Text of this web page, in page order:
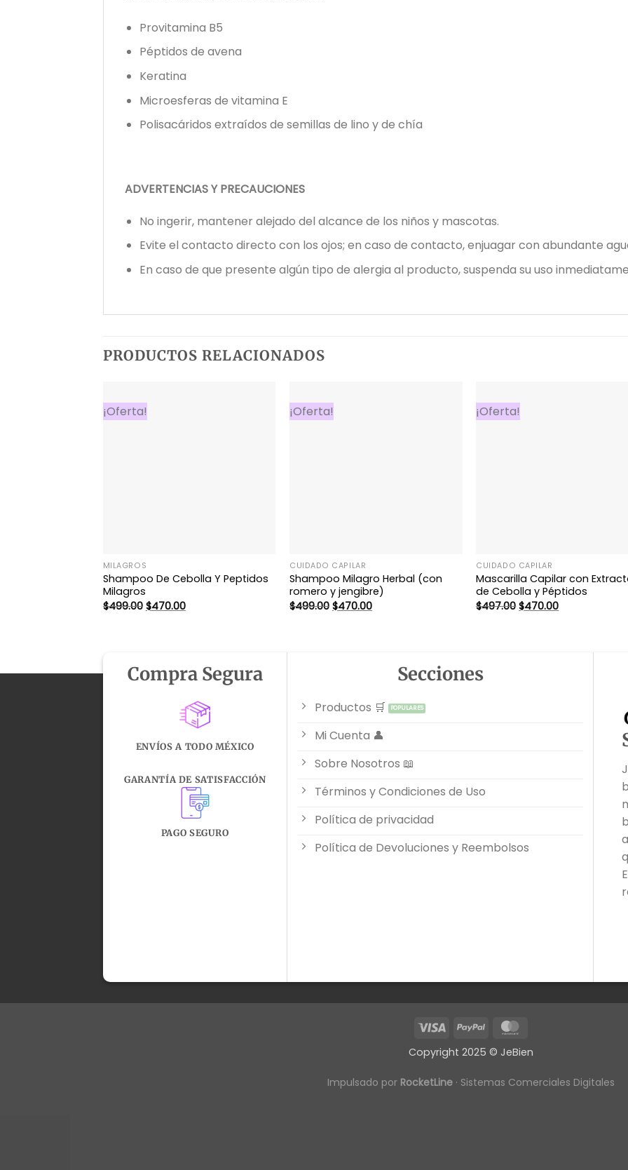
Provitamina B5
Péptidos de avena
Keratina
Microesferas de vitamina E
Polisacáridos extraídos de semillas de lino y de chía
ADVERTENCIAS Y PRECAUCIONES
No ingerir, mantener alejado del alcance de los niños y mascotas.
Evite el contacto directo con los ojos; en caso de contacto, enjuagar con abundante
En caso de que presente algún tipo de alergia al producto, suspenda su uso
PRODUCTOS RELACIONADOS
¡Oferta!
MILAGROS
Shampoo De Cebolla Y Peptidos
Milagros
$499.00 El
precio
$470.00El
precio
¡Oferta!
CUIDADO CAPILAR
Shampoo Milagro Herbal (con
romero y jengibre)
$499.00 El
precio
$470.00El
precio
¡Oferta!
CUIDADO CAPILAR
Mascarilla Capilar con
de Cebolla y Péptidos
$497.00El
precio
$470.00El
precio
Compra Segura
ENVÍOS A TODO MÉXICO
GARANTÍA DE SATISFACCIÓN
PAGO SEGURO
Secciones
Productos 🛒
Mi Cuenta 👤
Sobre Nosotros 📖
Términos y Condiciones de Uso
Política de privacidad
Política de Devoluciones y Reembolsos
Visa PayPal
Copyright 2025 © JeBien
Impulsado por RocketLine · Sistemas Comerciales Digitales